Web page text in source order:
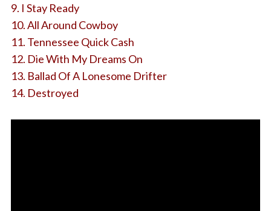
9. I Stay Ready
10. All Around Cowboy
11. Tennessee Quick Cash
12. Die With My Dreams On
13. Ballad Of A Lonesome Drifter
14. Destroyed